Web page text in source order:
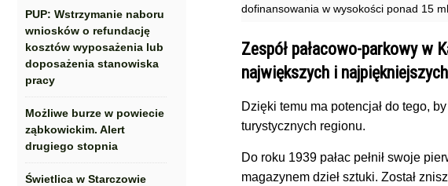
PUP: Wstrzymanie naboru
wniosków o refundację
kosztów wyposażenia lub
doposażenia stanowiska
pracy
Możliwe burze w powiecie
ząbkowickim. Alert
drugiego stopnia
Świetlica w Starczowie
dofinansowania w wysokości ponad 15
Zespół pałacowo-parkowy w
największych i
Dzięki temu ma potencjał do tego,
turystycznych regionu.
Do roku 1939 pałac pełnił swoje
magazynem dzieł sztuki. Został